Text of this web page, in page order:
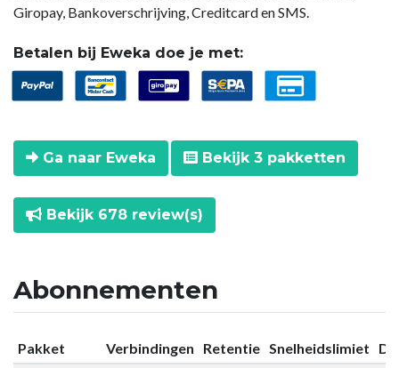
Giropay, Bankoverschrijving, Creditcard en SMS.
Betalen bij Eweka doe je met:
Ga naar Eweka Bekijk 3 pakketten
Bekijk 678 review(s)
Abonnementen
Pakket Verbindingen Retentie Snelheidslimiet